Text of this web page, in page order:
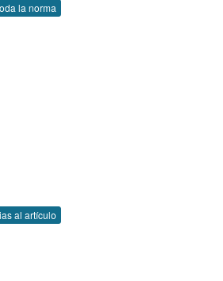
la norma
al artículo